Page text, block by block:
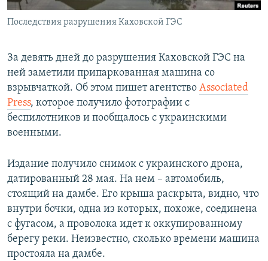
ELIFBE
УКРАИНСКАЯ ПРОБЛЕМА КРЫМА
Последствия разрушения Каховской ГЭС
За девять дней до разрушения Каховской ГЭС на
ней заметили припаркованная машина со
взрывчаткой. Об этом пишет агентство Associated
Press, которое получило фотографии с
беспилотников и пообщалось с украинскими
военными.
Издание получило снимок с украинского дрона,
датированный 28 мая. На нем – автомобиль,
стоящий на дамбе. Его крыша раскрыта, видно, что
внутри бочки, одна из которых, похоже, соединена
с фугасом, а проволока идет к оккупированному
берегу реки. Неизвестно, сколько времени машина
простояла на дамбе.